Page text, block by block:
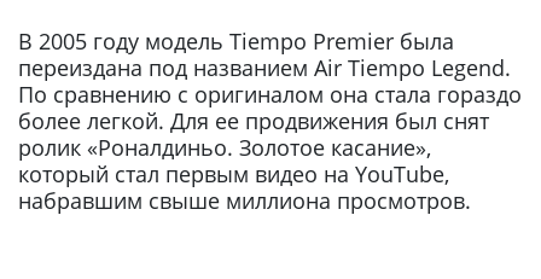
В 2005 году модель Tiempo Premier была
переиздана под названием Air Tiempo Legend.
По сравнению с оригиналом она стала гораздо
более легкой. Для ее продвижения был снят
ролик «Роналдиньо. Золотое касание»,
который стал первым видео на YouTube,
набравшим свыше миллиона просмотров.